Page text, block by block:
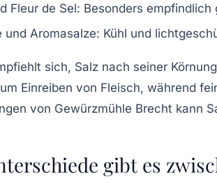
Fleur de Sel: Besonders
und Aromasalze: Kühl und
sich, Salz nach seiner
Einreiben von Fleisch, während
von Gewürzmühle Brecht kann
gibt es